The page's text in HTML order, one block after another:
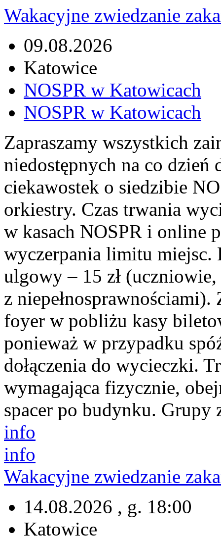
Wakacyjne zwiedzanie
09.08.2026
Katowice
NOSPR w Katowicach
NOSPR w Katowicach
Zapraszamy wszystkich
niedostępnych na co
ciekawostek o siedzibie
orkiestry. Czas trwania
w kasach NOSPR i online
wyczerpania limitu miejsc.
ulgowy – 15 zł
z
foyer w pobliżu kasy
ponieważ w przypadku
dołączenia do wycieczki.
wymagająca fizycznie,
spacer po budynku. Grupy
info
info
Wakacyjne zwiedzanie
14.08.2026 , g. 18:00
Katowice